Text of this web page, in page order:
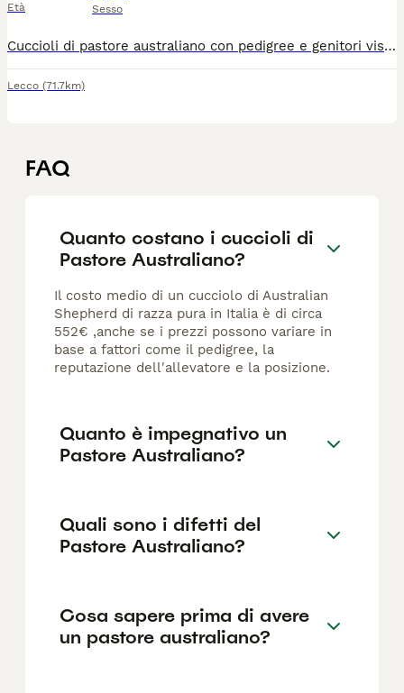
Età Sesso
Cuccioli di pastore australiano con pedigree e genitori visibili presso di noi 1 maschio Bluemerle 2 femmine Bluemerle 1 femmina red 1 femmina tricolor
Lecco (71.7km)
FAQ
Quanto costano i cuccioli di
Pastore Australiano?
Il costo medio di un cucciolo di Australian
Shepherd di razza pura in Italia è di circa
552€ ,anche se i prezzi possono variare in
base a fattori come il pedigree, la
reputazione dell'allevatore e la posizione.
Quanto è impegnativo un
Pastore Australiano?
Quali sono i difetti del
Pastore Australiano?
Cosa sapere prima di avere
un pastore australiano?